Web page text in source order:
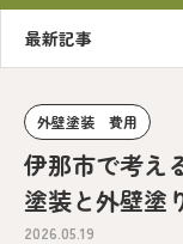
最新記事
外壁塗装 費用
伊那市で考え
塗装と外壁塗
2026.05.19